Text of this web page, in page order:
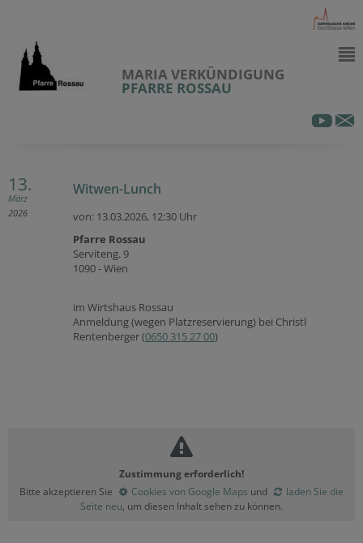
MARIA VERKÜNDIGUNG
PFARRE ROSSAU
13.
März
2026
Witwen-Lunch
von: 13.03.2026, 12:30 Uhr
Pfarre Rossau
Serviteng. 9
1090 - Wien
im Wirtshaus Rossau
Anmeldung (wegen Platzreservierung) bei Christl
Rentenberger (0650 315 27 00)
Zustimmung erforderlich!
Bitte akzeptieren Sie
Cookies von Google Maps und
laden Sie die
Seite neu, um diesen Inhalt sehen zu können.